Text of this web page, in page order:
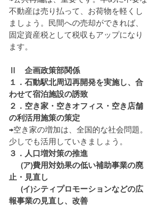
不動産は売り払って、お荷物を軽くし
ましょう。民間への売却ができれば、
固定資産税として税収もアップになり
ます。
Ⅱ　企画政策部関係
１．石動駅北周辺再開発を実施し、合
わせて宿泊施設の誘致
２．空き家・空きオフィス・空き店舗
の利活用施策の策定
→空き家の増加は、全国的な社会問題。
少しでも活用していきましょう。
３．人口増対策の推進
止・見直し
報事業の見直し、改善